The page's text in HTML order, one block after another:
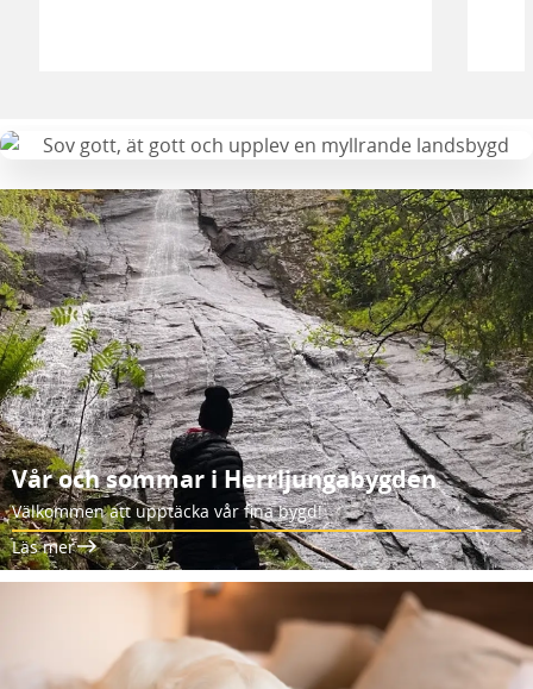
Vår och sommar i Herrljungabygden
Välkommen att upptäcka vår fina bygd!
Läs mer